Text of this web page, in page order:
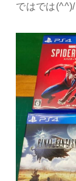
ではでは(^^)/